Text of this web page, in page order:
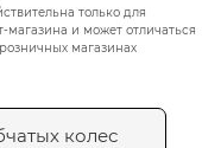
только для
магазина и может отличаться
магазинах
колес